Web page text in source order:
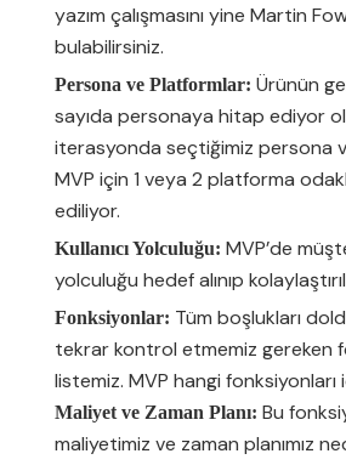
yazım çalışmasını yine Martin
bulabilirsiniz.
Persona ve Platformlar: Ürünün
sayıda personaya hitap ediyor
iterasyonda seçtiğimiz persona
MVP için 1 veya 2 platforma
ediliyor.
Kullanıcı Yolculuğu: MVP’de
yolculuğu hedef alınıp
Fonksiyonlar: Tüm boşlukları
tekrar kontrol etmemiz gereken
listemiz. MVP hangi fonksiyonları
Maliyet ve Zaman Planı: Bu
maliyetimiz ve zaman planımız